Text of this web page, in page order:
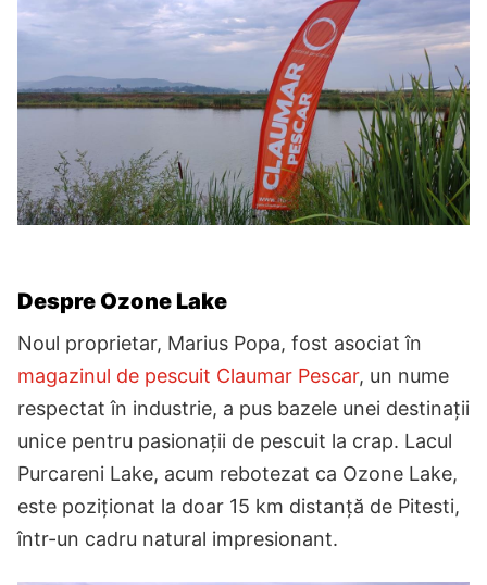
Despre Ozone Lake
Noul proprietar, Marius Popa, fost asociat în
magazinul de pescuit Claumar Pescar, un nume
respectat în industrie, a pus bazele unei destinații
unice pentru pasionații de pescuit la crap. Lacul
Purcareni Lake, acum rebotezat ca Ozone Lake,
este poziționat la doar 15 km distanță de Pitesti,
într-un cadru natural impresionant.